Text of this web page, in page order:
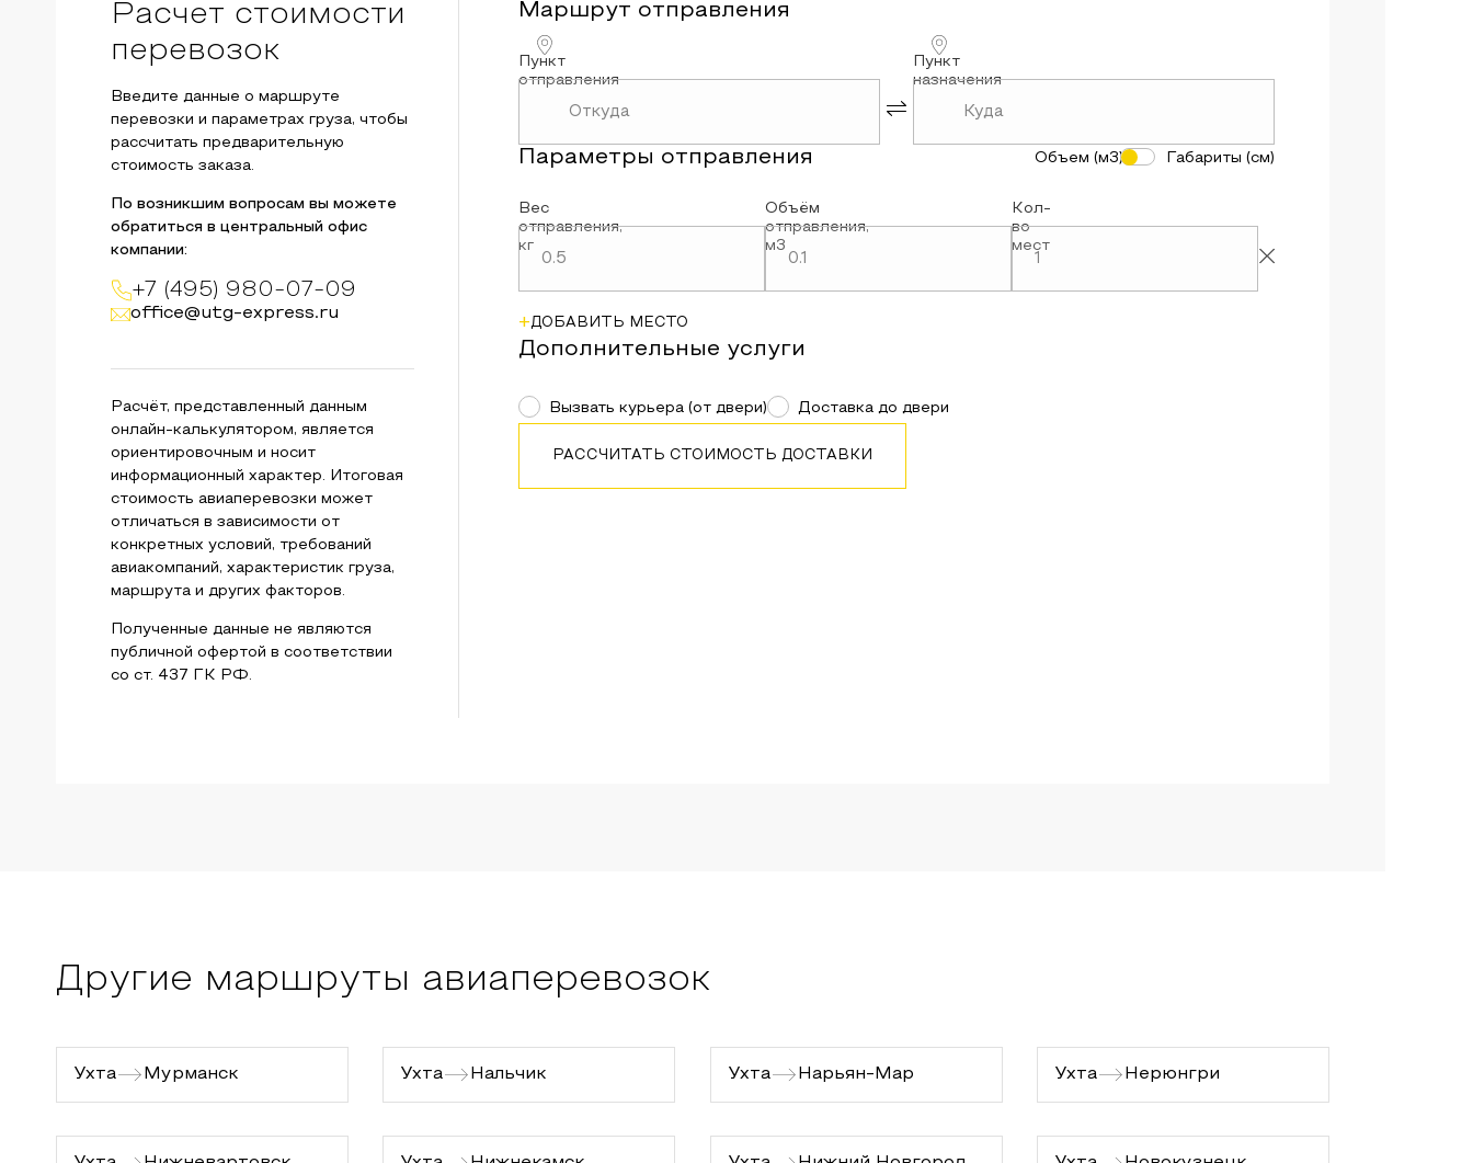
Расчет стоимости
перевозок
Введите данные о маршруте
перевозки и параметрах груза, чтобы
рассчитать предварительную
стоимость заказа.
По возникшим вопросам вы можете
обратиться в центральный офис
компании:
+7 (495) 980-07-09
office@utg-express.ru
Расчёт, представленный данным
онлайн-калькулятором, является
ориентировочным и носит
информационный характер. Итоговая
стоимость авиаперевозки может
отличаться в зависимости от
конкретных условий, требований
авиакомпаний, характеристик груза,
маршрута и других факторов.
Полученные данные не являются
публичной офертой в соответствии
со ст. 437 ГК РФ.
Маршрут отправления
Пункт
отправления
Пункт
назначения
Параметры отправления Объем (м3) Габариты (см)
Вес
отправления,
кг
Объём
отправления,
м3
Кол-
во
мест
+ДОБАВИТЬ МЕСТО
Дополнительные услуги
Вызвать курьера (от двери) Доставка до двери
РАССЧИТАТЬ СТОИМОСТЬ ДОСТАВКИ
Другие маршруты авиаперевозок
Ухта Мурманск Ухта Нальчик Ухта Нарьян-Мар Ухта Нерюнгри